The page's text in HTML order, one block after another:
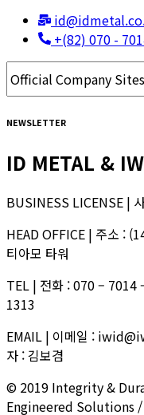
+(82) 070 -
NEWSLETTER
ID METAL &
BUSINESS LICENSE |
HEAD OFFICE | 주소 :
티아모 타워
TEL | 전화 : 070 –
1313
EMAIL | 이메일 :
자 : 김보겸
© 2019 Integrity &
Engineered Solutions